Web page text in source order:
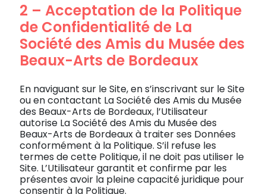
2 – Acceptation de la Politique
de Confidentialité de La
Société des Amis du Musée des
Beaux-Arts de Bordeaux
En naviguant sur le Site, en s’inscrivant sur le Site
ou en contactant La Société des Amis du Musée
des Beaux-Arts de Bordeaux, l’Utilisateur
autorise La Société des Amis du Musée des
Beaux-Arts de Bordeaux à traiter ses Données
conformément à la Politique. S’il refuse les
termes de cette Politique, il ne doit pas utiliser le
Site. L’Utilisateur garantit et confirme par les
présentes avoir la pleine capacité juridique pour
consentir à la Politique.